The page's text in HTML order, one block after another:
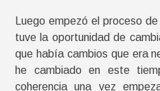
Luego empezó el proceso
tuve la oportunidad de
que había cambios que era
he cambiado en este
coherencia una vez